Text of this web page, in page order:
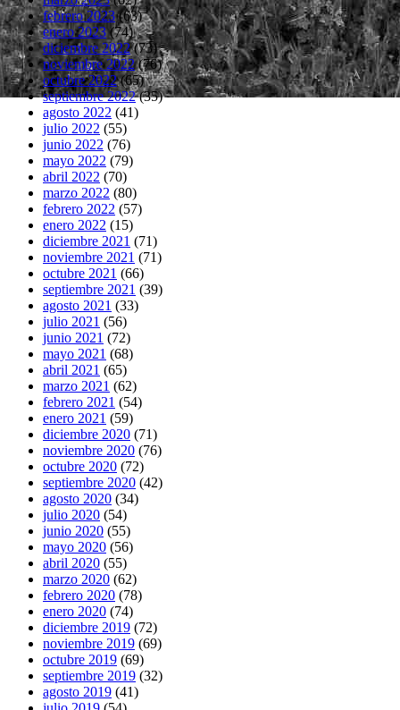
febrero 2023(63)
enero 2023(74)
diciembre 2022(73)
noviembre 2022(76)
octubre 2022(65)
septiembre 2022(35)
agosto 2022 (41)
julio 2022 (55)
junio 2022 (76)
mayo 2022 (79)
abril 2022 (70)
marzo 2022 (80)
febrero 2022 (57)
enero 2022 (15)
diciembre 2021 (71)
noviembre 2021 (71)
octubre 2021 (66)
septiembre 2021 (39)
agosto 2021 (33)
julio 2021 (56)
junio 2021 (72)
mayo 2021 (68)
abril 2021 (65)
marzo 2021 (62)
febrero 2021 (54)
enero 2021 (59)
diciembre 2020 (71)
noviembre 2020 (76)
octubre 2020 (72)
septiembre 2020 (42)
agosto 2020 (34)
julio 2020 (54)
junio 2020 (55)
mayo 2020 (56)
abril 2020 (55)
marzo 2020 (62)
febrero 2020 (78)
enero 2020 (74)
diciembre 2019 (72)
noviembre 2019 (69)
octubre 2019 (69)
septiembre 2019 (32)
agosto 2019 (41)